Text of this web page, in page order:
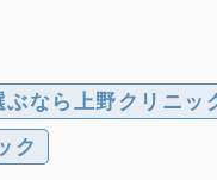
なら上野クリニッ
ク